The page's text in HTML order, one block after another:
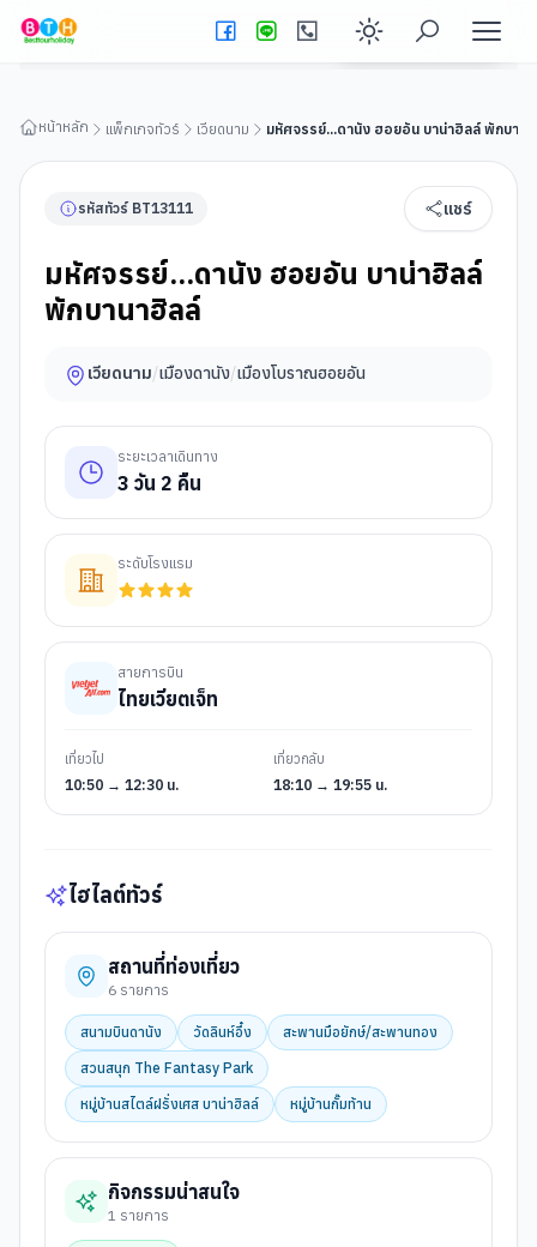
Enable dark
มหัศจรรย์...ดานัง ฮอยอัน บาน่าฮิลล์ พักบานาฮิลล์ดูรายละเอียดทัวร์
หน้าหลัก แพ็กเกจทัวร์ เวียดนาม มหัศจรรย์...ดานัง ฮอยอัน บาน่าฮิลล์ พักบาน
รหัสทัวร์ BT13111 แชร์
มหัศจรรย์...ดานัง ฮอยอัน บาน่าฮิลล์
พักบานาฮิลล์
เวียดนาม/เมืองดานัง/เมืองโบราณฮอยอัน
ระยะเวลาเดินทาง
3 วัน 2 คืน
ระดับโรงแรม
สายการบิน
ไทยเวียตเจ็ท
เที่ยวไป
10:50 → 12:30 น.
เที่ยวกลับ
18:10 → 19:55 น.
ไฮไลต์ทัวร์
สถานที่ท่องเที่ยว
6 รายการ
สนามบินดานัง วัดลินห์อึ๋ง
สะพานมือยักษ์/สะพานทอง
สวนสนุก The Fantasy Park
หมู่บ้านสไตล์ฝรั่งเศส บาน่าฮิลล์
หมู่บ้านกั๊มท้าน
กิจกรรมน่าสนใจ
1 รายการ